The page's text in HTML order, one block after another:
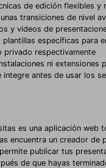
de edición flexibles y
transiciones de nivel
y videos de
plantillas específicas para
privado respectivamente
ni extensiones
integre antes de usar los
es una aplicación web
encuentra un creador de
publicar tus
de que hayas